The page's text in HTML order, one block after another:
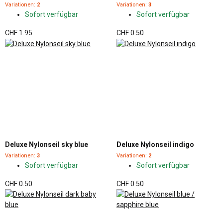
Variationen: 2
Sofort verfügbar
CHF 1.95
Variationen: 3
Sofort verfügbar
CHF 0.50
Deluxe Nylonseil sky blue
Variationen: 3
Sofort verfügbar
CHF 0.50
Deluxe Nylonseil indigo
Variationen: 2
Sofort verfügbar
CHF 0.50